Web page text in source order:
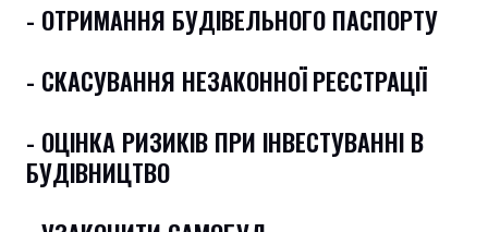
- ОТРИМАННЯ БУДІВЕЛЬНОГО ПАСПОРТУ
- СКАСУВАННЯ НЕЗАКОННОЇ РЕЄСТРАЦІЇ
- ОЦІНКА РИЗИКІВ ПРИ ІНВЕСТУВАННІ В
БУДІВНИЦТВО